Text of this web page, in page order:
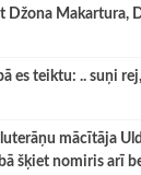
Džona Makartura,
es teiktu: .. suņi
mācītāja
šķiet nomiris arī